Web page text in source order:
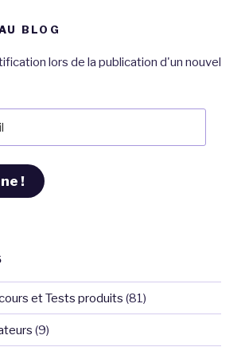
BLOG
lors de la publication d'un nouvel
!
et Tests produits (81)
(9)